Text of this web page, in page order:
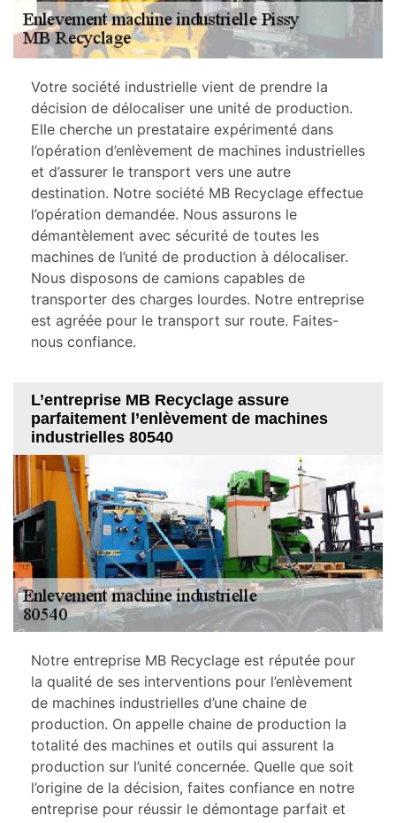
Votre société industrielle vient de prendre la
décision de délocaliser une unité de production.
Elle cherche un prestataire expérimenté dans
l’opération d’enlèvement de machines industrielles
et d’assurer le transport vers une autre
destination. Notre société MB Recyclage effectue
l’opération demandée. Nous assurons le
démantèlement avec sécurité de toutes les
machines de l’unité de production à délocaliser.
Nous disposons de camions capables de
transporter des charges lourdes. Notre entreprise
est agréée pour le transport sur route. Faites-
nous confiance.
L’entreprise MB Recyclage assure
parfaitement l’enlèvement de machines
industrielles 80540
Notre entreprise MB Recyclage est réputée pour
la qualité de ses interventions pour l’enlèvement
de machines industrielles d’une chaine de
production. On appelle chaine de production la
totalité des machines et outils qui assurent la
production sur l’unité concernée. Quelle que soit
l’origine de la décision, faites confiance en notre
entreprise pour réussir le démontage parfait et